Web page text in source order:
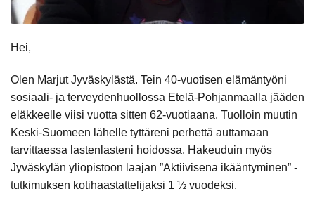
Hei,
Olen Marjut Jyväskylästä. Tein 40-vuotisen elämäntyöni
sosiaali- ja terveydenhuollossa Etelä-Pohjanmaalla jääden
eläkkeelle viisi vuotta sitten 62-vuotiaana. Tuolloin muutin
Keski-Suomeen lähelle tyttäreni perhettä auttamaan
tarvittaessa lastenlasteni hoidossa. Hakeuduin myös
Jyväskylän yliopistoon laajan ”Aktiivisena ikääntyminen” -
tutkimuksen kotihaastattelijaksi 1 ½ vuodeksi.